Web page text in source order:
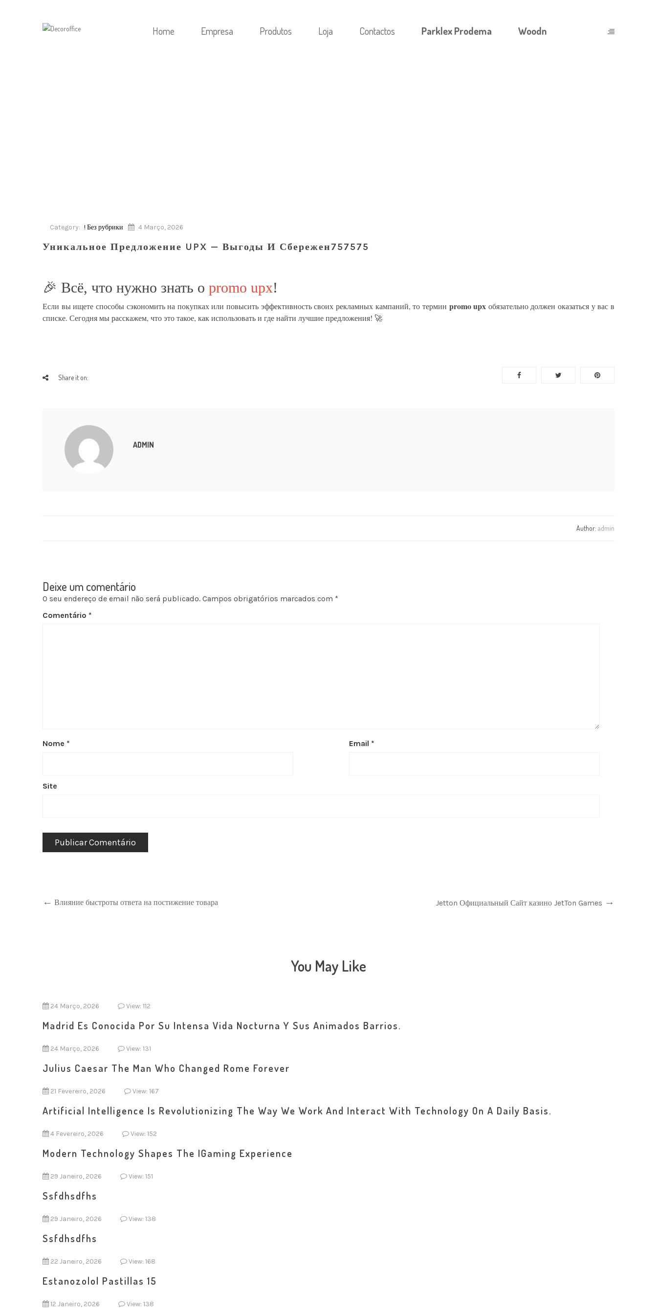
Home Empresa Produtos Loja Contactos Parklex Prodema Woodn
Category: ! Без рубрики 4 Março, 2026
Уникальное Предложение UPX — Выгоды И Сбережен757575
🎉 Всё, что нужно знать о promo upx!
Если вы ищете способы сэкономить на покупках или повысить эффективность своих рекламных кампаний, то термин promo upx обязательно должен оказаться у вас в
списке. Сегодня мы расскажем, что это такое, как использовать и где найти лучшие предложения! 🚀
Share it on:
ADMIN
Author: admin
Deixe um comentário
O seu endereço de email não será publicado. Campos obrigatórios marcados com *
Comentário *
Nome * Email *
Site
Влияние быстроты ответа на постижение товара Jetton Официальный Сайт казино JetTon Games
You May Like
24 Março, 2026 View: 112
Madrid Es Conocida Por Su Intensa Vida Nocturna Y Sus Animados Barrios.
24 Março, 2026 View: 131
Julius Caesar The Man Who Changed Rome Forever
21 Fevereiro, 2026 View: 167
Artificial Intelligence Is Revolutionizing The Way We Work And Interact With Technology On A Daily Basis.
4 Fevereiro, 2026 View: 152
Modern Technology Shapes The IGaming Experience
29 Janeiro, 2026 View: 151
Ssfdhsdfhs
29 Janeiro, 2026 View: 138
Ssfdhsdfhs
22 Janeiro, 2026 View: 168
Estanozolol Pastillas 15
12 Janeiro, 2026 View: 138